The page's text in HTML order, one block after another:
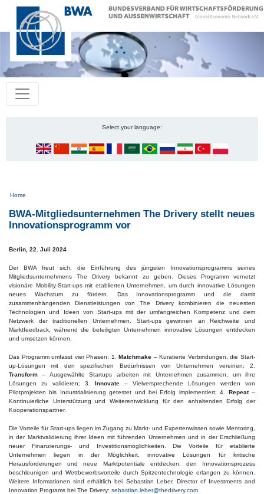
Select your language:
Pfadnavigation
Home
BWA-Mitgliedsunternehmen The Drivery stellt neues
Innovationsprogramm vor
Berlin, 22. Juli 2024
Der BWA freut sich, die Einführung des jüngsten Innovationsprogramms seines
Mitgliedsunternehmens The Drivery bekannt zu geben. Dieses Programm vernetzt
visionäre Mobility-Start-ups mit etablierten Unternehmen, um durch innovative Lösungen
neues Wachstum zu fördern.
Das Innovationsprogramm und die damit
zusammenhängenden Dienstleistungen von The Drivery kombinieren die neuesten
Technologien und Ideen von Start-ups mit der umfangreichen Kompetenz und dem
Netzwerk der traditionellen Unternehmen. Start-ups gewinnen an Reichweite und
Marktfeedback, während die beteiligten Unternehmen innovative Lösungen entdecken
und umsetzen können.
Das Programm umfasst vier Phasen: 1.Matchmake – Kuratierte Verbindungen, die Start-
up-Lösungen mit den spezifischen Bedürfnissen von Unternehmen vereinen;
2.
Transform – Ausgewählte Startups arbeiten mit Unternehmen zusammen, um ihre
Lösungen zu validieren; 3. Innovate – Vielversprechende Lösungen werden von
Pilotprojekten bis Industrialisierung getestet und bei Erfolg implementiert; 4. Repeat–
Kontinuierliche Unterstützung und Weiterentwicklung für den anhaltenden Erfolg der
Kooperationspartner.
Die Vorteile für Start-ups liegen im Zugang zu Markt- und Expertenwissen sowie Mentoring,
in der Marktvalidierung ihrer Ideen mit führenden Unternehmen und in der Erschließung
neuer Finanzierungs- und Investitionsmöglichkeiten. Die Vorteile für etablierte
Unternehmen liegen in der Möglichkeit, innovative Lösungen für kritische
Herausforderungen und neue Marktpotentiale entdecken, den Innovationsprozess
beschleunigen und Wettbewerbsvorteile durch Spitzentechnologie erlangen zu können.
Weitere Informationen sind erhältlich bei Sebastian Leber, Director of Investments and
Innovation Programs bei The Drivery: sebastian.leber@thedrivery.com